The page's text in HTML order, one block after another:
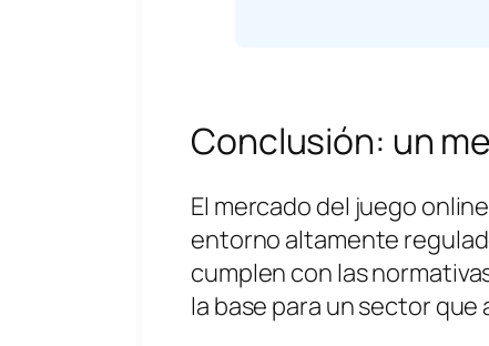
Conclusión: un
El mercado del juego
entorno altamente
cumplen con las
la base para un sector